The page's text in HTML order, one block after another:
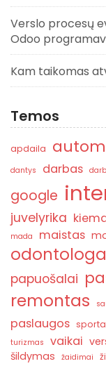
Verslo procesų
Odoo
Kam taikomas
Temos
apdaila
dantys
darbas
google
juvelyrika
mada maistas
papuošalai
remontas
paslaugos
turizmas vaikai
šildymas žaidimai